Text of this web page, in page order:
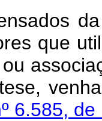
que
6.585, de